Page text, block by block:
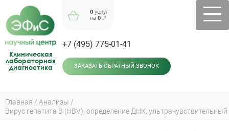
navigation
Клиническая
лабораторная
диагностика
0 услуг
на0 ₽
+7 (495) 775-01-41
ЗАКАЗАТЬ ОБРАТНЫЙ ЗВОНОК
Вы
Главная
Анализы
Вирус гепатита В (HBV), определение ДНК, ультрачувствительный